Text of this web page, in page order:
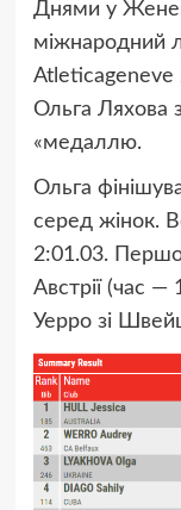
Днями у
міжнародний
Atleticageneve
Ольга Ляхова
«медаллю.
Ольга
серед жінок.
2:01.03.
Австрії (час —
Уерро зі